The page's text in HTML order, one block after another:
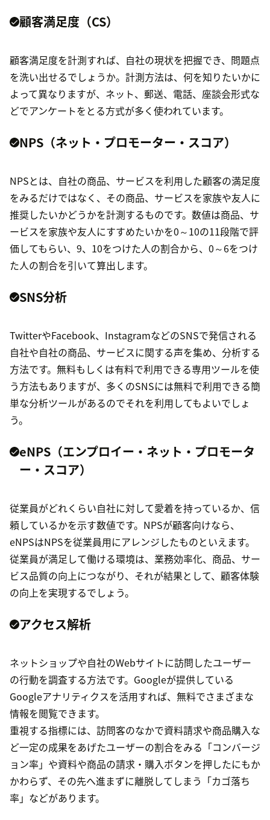
顧客満足度（CS）
顧客満足度を計測すれば、自社の現状を把握でき、問題点
を洗い出せるでしょうか。計測方法は、何を知りたいかに
よって異なりますが、ネット、郵送、電話、座談会形式な
どでアンケートをとる方式が多く使われています。
NPS（ネット・プロモーター・スコア）
NPSとは、自社の商品、サービスを利用した顧客の満足度
をみるだけではなく、その商品、サービスを家族や友人に
推奨したいかどうかを計測するものです。数値は商品、サ
ービスを家族や友人にすすめたいかを0～10の11段階で評
価してもらい、9、10をつけた人の割合から、0～6をつけ
た人の割合を引いて算出します。
SNS分析
TwitterやFacebook、InstagramなどのSNSで発信される
自社や自社の商品、サービスに関する声を集め、分析する
方法です。無料もしくは有料で利用できる専用ツールを使
う方法もありますが、多くのSNSには無料で利用できる簡
単な分析ツールがあるのでそれを利用してもよいでしょ
う。
eNPS（エンプロイー・ネット・プロモータ
ー・スコア）
従業員がどれくらい自社に対して愛着を持っているか、信
頼しているかを示す数値です。NPSが顧客向けなら、
eNPSはNPSを従業員用にアレンジしたものといえます。
従業員が満足して働ける環境は、業務効率化、商品、サー
ビス品質の向上につながり、それが結果として、顧客体験
の向上を実現するでしょう。
アクセス解析
ネットショップや自社のWebサイトに訪問したユーザー
の行動を調査する方法です。Googleが提供している
Googleアナリティクスを活用すれば、無料でさまざまな
情報を閲覧できます。
重視する指標には、訪問客のなかで資料請求や商品購入な
ど一定の成果をあげたユーザーの割合をみる「コンバージ
ョン率」や資料や商品の請求・購入ボタンを押したにもか
かわらず、その先へ進まずに離脱してしまう「カゴ落ち
率」などがあります。